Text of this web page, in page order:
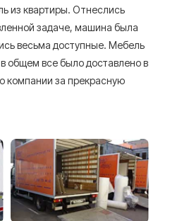
из квартиры. Отнеслись
задаче, машина была
весьма доступные. Мебель
общем все было доставлено в
компании за прекрасную